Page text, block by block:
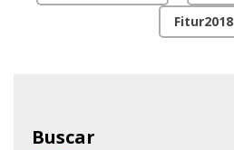
Fitur2018
Buscar